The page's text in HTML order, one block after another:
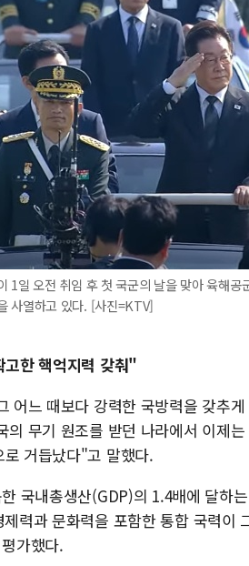
1일 오전 취임 후 첫 국군의 날을 맞아 육해
사열하고 있다. [사진=KTV]
한 핵억지력 갖춰"
어느 때보다 강력한 국방력을 갖추
의 무기 원조를 받던 나라에서 이제
로 거듭났다"고 말했다.
국내총생산(GDP)의 1.4배에 달하
력과 문화력을 포함한 통합 국력이
가했다.